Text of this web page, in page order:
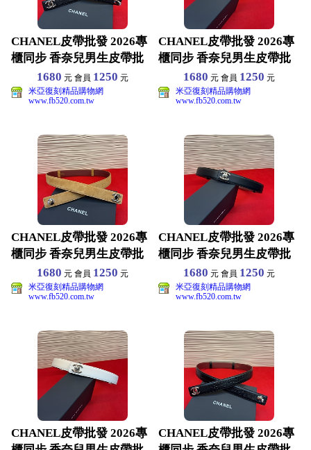
CHANEL皮帶批發 2026專
櫃同步 香奈兒男生皮帶批
發 原版真皮材
1680 元 會員 1250 元
米亞復刻精品購物網
www.fb520.com.tw
CHANEL皮帶批發 2026專
櫃同步 香奈兒男生皮帶批
發 原版真皮材
1680 元 會員 1250 元
米亞復刻精品購物網
www.fb520.com.tw
CHANEL皮帶批發 2026專
櫃同步 香奈兒男生皮帶批
發 原版真皮材
1680 元 會員 1250 元
米亞復刻精品購物網
www.fb520.com.tw
CHANEL皮帶批發 2026專
櫃同步 香奈兒男生皮帶批
發 原版真皮材
1680 元 會員 1250 元
米亞復刻精品購物網
www.fb520.com.tw
CHANEL皮帶批發 2026專
CHANEL皮帶批發 2026專